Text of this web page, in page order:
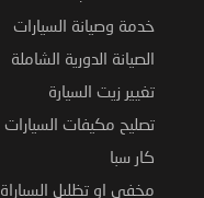
خدمة وصيانة السيارات
الصيانة الدورية الشاملة
تغيير زيت السيارة
تصليح مكيفات السيارات
كار سبا
مخفي او تظليل السياراة